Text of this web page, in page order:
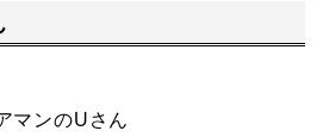
マンのUさん